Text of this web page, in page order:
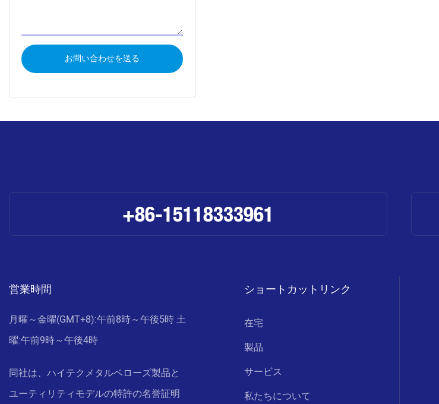
お問い合わせを送る
+86-15118333961
営業時間
月曜～金曜(GMT+8):午前8時～午後5時 土
曜:午前9時～午後4時
同社は、ハイテクメタルベローズ製品と
ユーティリティモデルの特許の名誉証明
ショートカットリンク
在宅
製品
サービス
私たちについて